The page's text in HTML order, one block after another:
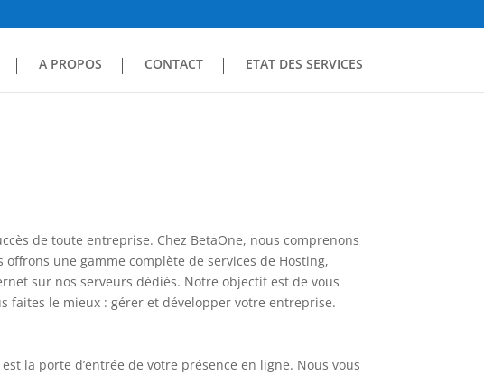
A PROPOS CONTACT ETAT DES SERVICES
de toute entreprise. Chez BetaOne, nous comprenons
une gamme complète de services de Hosting,
sur nos serveurs dédiés. Notre objectif est de vous
faites le mieux : gérer et développer votre entreprise.
la porte d’entrée de votre présence en ligne. Nous vous